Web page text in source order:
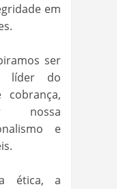
em
ser
líder do
nossa
e
ética, a